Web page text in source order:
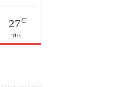
27 C
TUE